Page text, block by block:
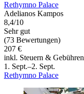
Rethymno Palace
Adelianos Kampos
8,4/10
Sehr gut
(73 Bewertungen)
207 €
inkl. Steuern & Gebühren
1. Sept.–2. Sept.
Rethymno Palace